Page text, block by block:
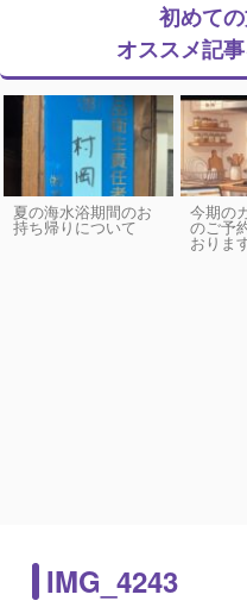
初めて
オススメ記
夏の海水浴期間のお
持ち帰りについて
今期の
のご予
おりま
IMG_4243